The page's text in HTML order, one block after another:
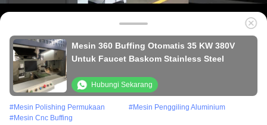
Mesin 360 Buffing Otomatis 35 KW 380V
Untuk Faucet Baskom Stainless Steel
Hubungi Sekarang
#Mesin Polishing Permukaan #Mesin Penggiling Aluminium
#Mesin Cnc Buffing